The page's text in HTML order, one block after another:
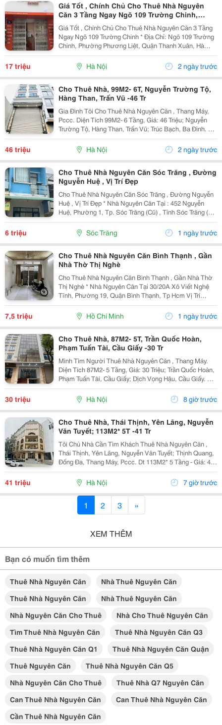
Giá Tốt , Chính Chủ Cho Thuê Nhà Nguyên
Căn 3 Tầng Ngay Ngõ 109 Trường Chinh,
Thanh Xuân, Hà Nội
Giá Tốt , Chính Chủ Cho Thuê Nhà Nguyên Căn 3 Tầng
Ngay Ngõ 109 Trường Chinh * Địa Chỉ: Ngõ 109 Trường
Chinh, Phường Phương Liệt, Quận Thanh Xuân, Hà
Nội. - Nhà Nằm Tại Vị Trí Đẹp, Đường Ô Tô Tránh,
Thuận Tiện Vừa Ở Vừa Kinh Doanh Hoặc Làm Văn...
17 triệu Hà Nội 2 ngày trước
Cho Thuê Nhà, 99M2- 6T, Nguyễn Trường Tộ,
Hàng Than, Trấn Vũ -46 Tr
Gia Đình Tôi Cho Thuê Nhà Nguyên Căn , Thang Máy,
Pccc. Diện Tích 99M2- 6 Tầng, Giá: 46 Triệu; Nguyễn
Trường Tộ, Hàng Than, Trấn Vũ; Trúc Bạch, Ba Đình. +
Liên Hệ Trực Tiếp Chủ Nhà: 0942854881 + Vỉa Hè Lớn,
Mặt Tiền Rộng,Thoáng. + Vị Trí Gần Ngay...
46 triệu Hà Nội 2 ngày trước
Cho Thuê Nhà Nguyên Căn Sóc Trăng , Đường
Nguyễn Huệ , Vị Trí Đẹp
Cho Thuê Nhà Nguyên Căn Sóc Trăng , Đường Nguyễn
Huệ , Vị Trí Đẹp * Nhà Nguyên Căn Tại : 452 Nguyễn
Huệ, Phường 1, Tp. Sóc Trăng (Cũ) , Tỉnh Sóc Trăng (
Phường Sóc Trăng, Tp. Cần Thơ (Mới) * Giá Thuê: 6
Triệu/Tháng ( Cọc 2 Tháng, Đóng 1 Tháng ) *...
6 triệu Sóc Trăng 1 ngày trước
Cho Thuê Nhà Nguyên Căn Bình Thạnh , Gần
Nhà Thờ Thị Nghè
Cho Thuê Nhà Nguyên Căn Bình Thạnh , Gần Nhà Thờ
Thị Nghè * Nhà Nguyên Căn Tại 30/20A Xô Viết Nghệ
Tĩnh, Phường 19, Quận Bình Thạnh, Tp Hcm Vị Trí
Thuận Tiện, Khu Dân Cư Hiện Hữu, Di Chuyển Nhanh
Sang Trung Tâm. * Diện Tích 57M&Sup2; ( Ngang 4M,...
7,5 triệu Hồ Chí Minh 1 ngày trước
Cho Thuê Nhà, 87M2- 5T, Trần Quốc Hoàn,
Phạm Tuấn Tài, Cầu Giấy -30 Tr
Mình Tìm Người Thuê Nhà Nguyên Căn , Thang Máy.
Diện Tích 87M2- 5 Tầng, Giá: 30 Triệu; Trần Quốc Hoàn,
Phạm Tuấn Tài, Cầu Giấy; Dịch Vọng Hậu, Cầu Giấy. +
Liên Hệ Trực Tiếp Chủ Nhà: 0988289962 + Vỉa Hè Lớn,
Mặt Tiền Rộng,Thoáng. + Vị Trí Gần Ngay...
30 triệu Hà Nội 8 giờ trước
Cho Thuê Nhà, Thái Thịnh, Yên Lãng, Nguyễn
Văn Tuyết; 113M2* 5T -41 Tr
Tôi Chủ Nhà Cần Tìm Khách Thuê Nhà Nguyên Căn ,
Thái Thịnh, Yên Lãng, Nguyễn Văn Tuyết; Thịnh Quang,
Đống Đa, Thang Máy, Pccc. Dt 113M2* 5 Tầng - Giá: 41
Triệu. - Liên Hệ Trực Tiếp Chính Chủ: 0946814103 - Vỉa
Hè Lớn, Mặt Tiền Rộng, Thoáng. - Vị Trí...
41 triệu Hà Nội 7 giờ trước
1 2 3 »
XEM THÊM
Bạn có muốn tìm thêm
Thuê Nhà Nguyên Căn
Nhà Thuê Nguyên Căn
Thuê Nhà Nguyên Căn
Nhà Thuê Nguyên Căn
Nhà Nguyên Căn Cho Thuê
Nhà Cho Thuê Nguyên Căn
Tìm Thuê Nhà Nguyên Căn
Thuê Nhà Nguyên Căn Q3
Thuê Nhà Nguyên Căn Q1
Thuê Nhà Nguyên Căn Quận
Thuê Nguyên Căn
Thuê Nhà Nguyên Căn Q5
Nhà Nguyên Căn Cho Thuê
Thuê Nhà Q7 Nguyên Căn
Can Thuê Nhà Nguyên Căn
Can Thuê Nhà Nguyên Căn
Cần Thuê Nhà Nguyên Căn